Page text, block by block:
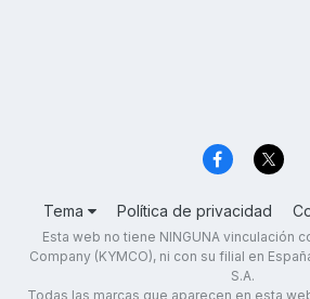
Tema Política de privacidad
Esta web no tiene NINGUNA vinculación
Company (KYMCO), ni con su filial en
S.A.
Todas las marcas que aparecen en esta